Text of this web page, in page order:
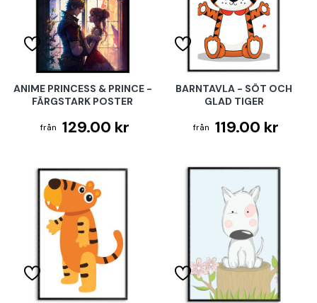
ANIME PRINCESS & PRINCE -
FÄRGSTARK POSTER
129.00 kr
BARNTAVLA - SÖT OCH
GLAD TIGER
119.00 kr